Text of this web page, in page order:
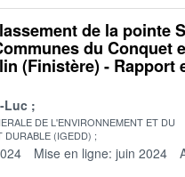
de la pointe
du Conquet
(Finistère) - Rapport
Luc
DE L'ENVIRONNEMENT ET DU
DURABLE (IGEDD)
Mise en ligne: juin 2024